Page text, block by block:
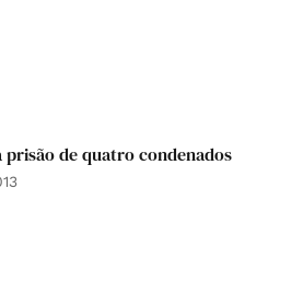
de quatro condenados